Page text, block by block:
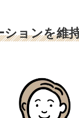
ョンを維